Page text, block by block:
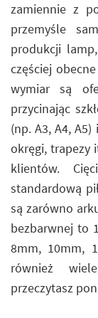
zamiennie z
przemyśle
produkcji
częściej
wymiar są
przycinając
(np. A3, A4,
okręgi, trapezy
klientów.
standardową
są zarówno
bezbarwnej to
8mm, 10mm,
również
przeczytasz